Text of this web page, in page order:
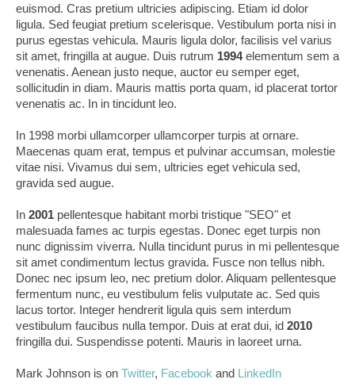
euismod. Cras pretium ultricies adipiscing. Etiam id dolor
ligula. Sed feugiat pretium scelerisque. Vestibulum porta nisi in
purus egestas vehicula. Mauris ligula dolor, facilisis vel varius
sit amet, fringilla at augue. Duis rutrum 1994elementum sem a
venenatis. Aenean justo neque, auctor eu semper eget,
sollicitudin in diam. Mauris mattis porta quam, id placerat tortor
venenatis ac. In in tincidunt leo.
In 1998 morbi ullamcorper ullamcorper turpis at ornare.
Maecenas quam erat, tempus et pulvinar accumsan, molestie
vitae nisi. Vivamus dui sem, ultricies eget vehicula sed,
gravida sed augue.
In 2001 pellentesque habitant morbi tristique "SEO" et
malesuada fames ac turpis egestas. Donec eget turpis non
nunc dignissim viverra. Nulla tincidunt purus in mi pellentesque
sit amet condimentum lectus gravida. Fusce non tellus nibh.
Donec nec ipsum leo, nec pretium dolor. Aliquam pellentesque
fermentum nunc, eu vestibulum felis vulputate ac. Sed quis
lacus tortor. Integer hendrerit ligula quis sem interdum
vestibulum faucibus nulla tempor. Duis at erat dui, id 2010
fringilla dui. Suspendisse potenti. Mauris in laoreet urna.
Mark Johnson is on Twitter, Facebook and LinkedIn